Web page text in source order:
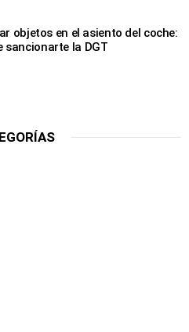
objetos en el asiento del coche:
sancionarte la DGT